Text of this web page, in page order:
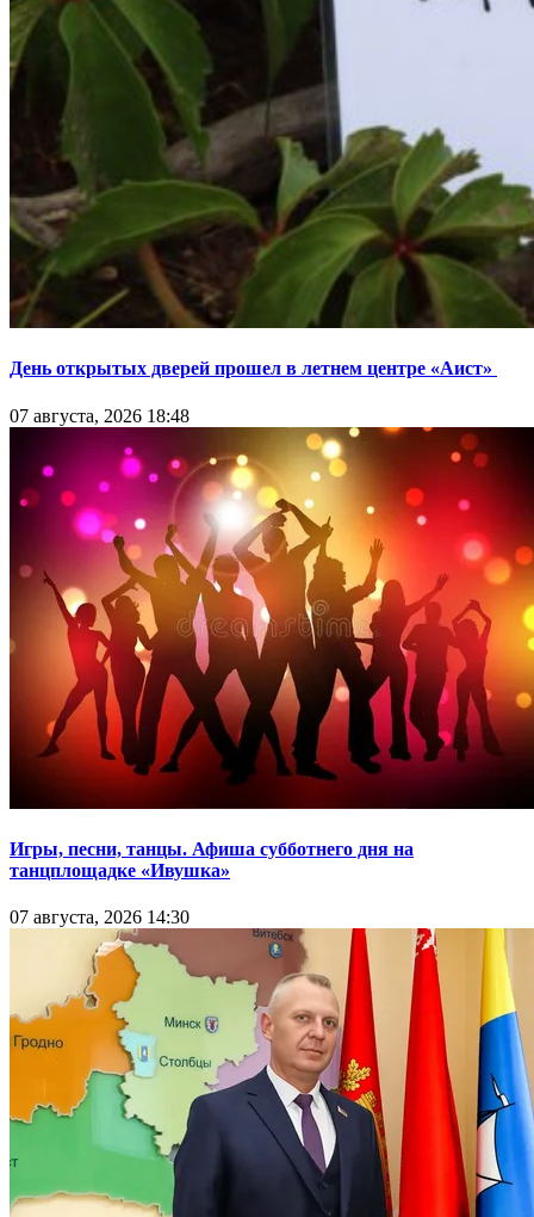
День открытых дверей прошел в летнем центре «Аист»
07 августа, 2026 18:48
Игры, песни, танцы. Афиша субботнего дня на
танцплощадке «Ивушка»
07 августа, 2026 14:30